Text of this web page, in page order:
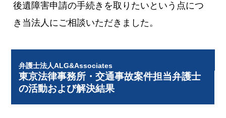
後遺障害申請の手続きを取りたいという点につ
き当法人にご相談いただきました。
弁護士法人ALG&Associates
東京法律事務所・交通事故案件担当弁護士
の活動および解決結果